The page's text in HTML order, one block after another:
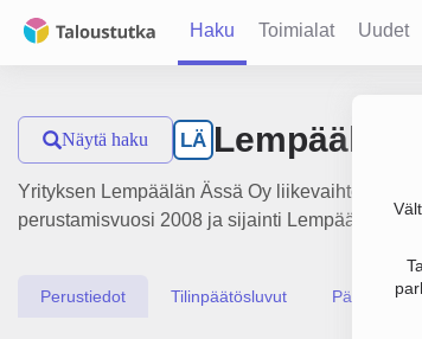
Haku Toimialat Uudet
Näytä haku LÄ Lempäälän
Yrityksen Lempäälän Ässä Oy liikevaihto on
perustamisvuosi 2008 ja sijainti Lempäälä.
Perustiedot Tilinpäätösluvut